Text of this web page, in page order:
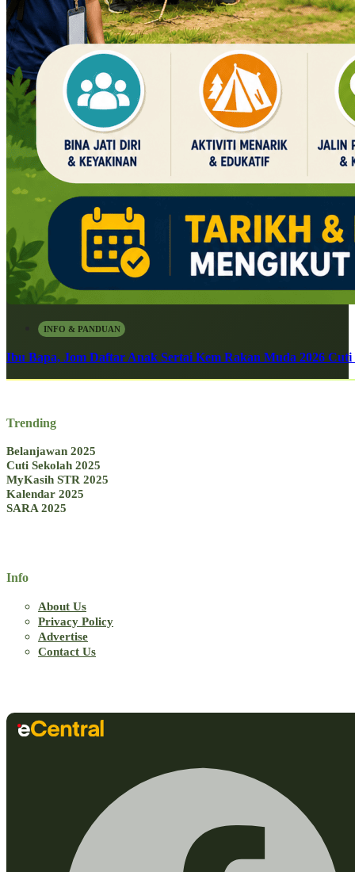
INFO & PANDUAN
Ibu Bapa, Jom Daftar Anak Sertai Kem Rakan Muda 2026
Trending
Belanjawan 2025
Cuti Sekolah 2025
MyKasih STR 2025
Kalendar 2025
SARA 2025
Info
About Us
Privacy Policy
Advertise
Contact Us